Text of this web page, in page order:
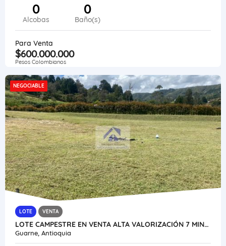
0
Alcobas
0
Baño(s)
Para Venta
$600.000.000
Pesos Colombianos
NEGOCIABLE
LOTE VENTA
LOTE CAMPESTRE EN VENTA ALTA VALORIZACIÓN 7 MINUTOS DEL AEROPUERTO
Guarne, Antioquia